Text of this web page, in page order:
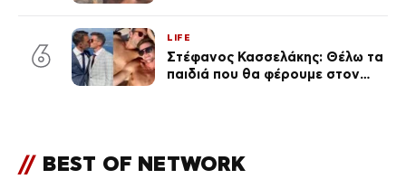
6
LIFE
Στέφανος Κασσελάκης: Θέλω τα
παιδιά που θα φέρουμε στον
// BEST OF NETWORK